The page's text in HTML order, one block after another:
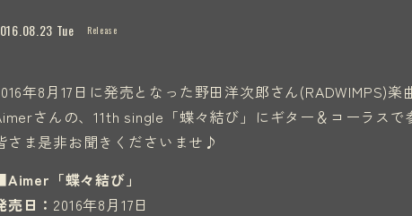
Tue Release
年8月17日に発売となった野田洋次郎さん(RADWIMPS)
さんの、11th single「蝶々結び」にギター＆コーラスで
さま是非お聞きくださいませ♪
「蝶々結び」
売日： 2016年8月17日